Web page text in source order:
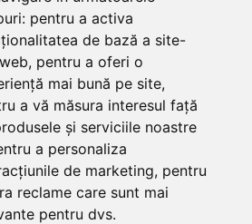
pentru a activa
de bază a site-
, pentru a oferi o
mai bună pe site,
a vă măsura interesul față
și serviciile noastre
a personaliza
de marketing, pentru
reclame care sunt mai
pentru dvs.
5, Bucuresti
3004724
13176/1991
021.411.44.44